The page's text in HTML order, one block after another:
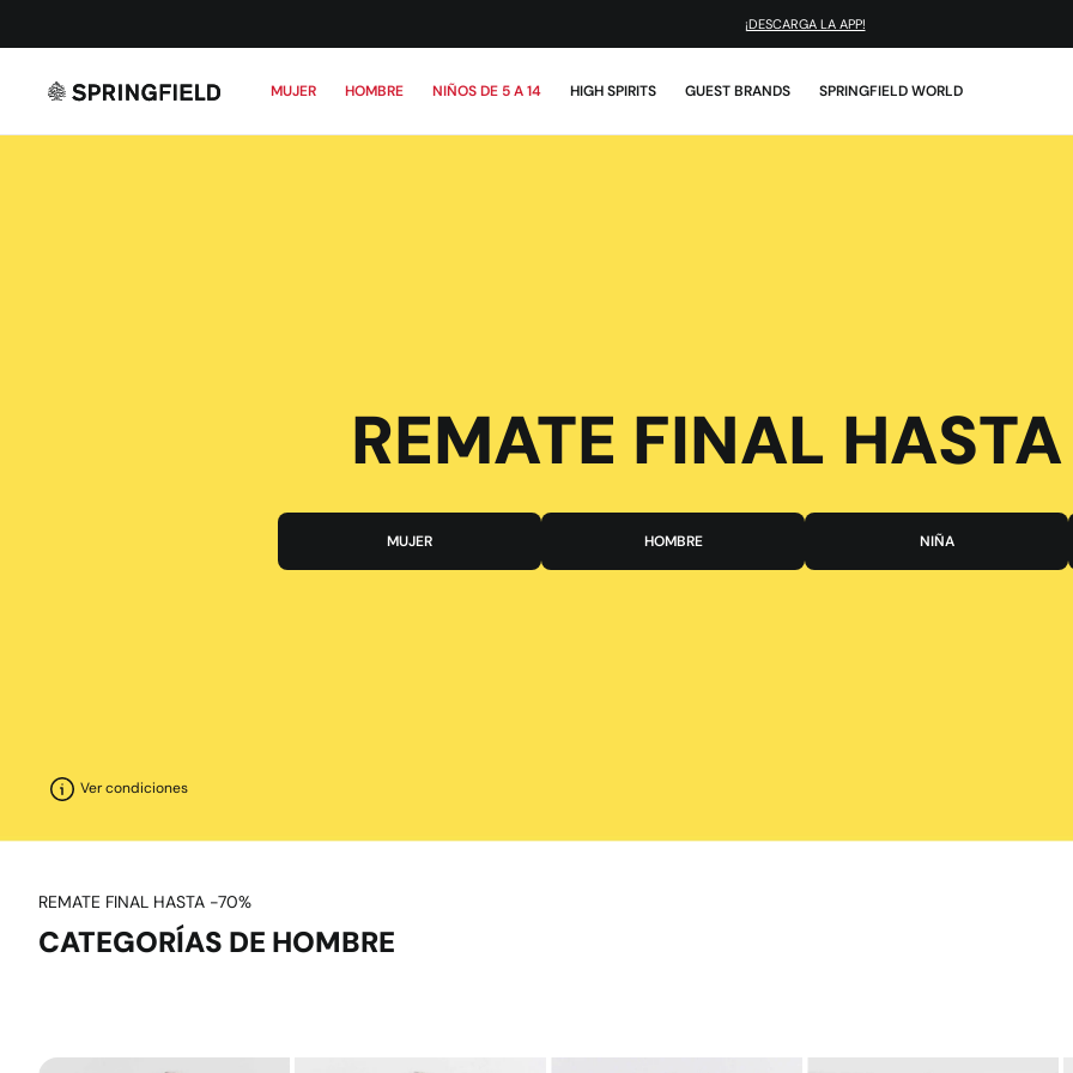
¡DESCARGA LA APP!
MUJER HOMBRE NIÑOS DE 5 A 14 HIGH SPIRITS GUEST BRANDS SPRINGFIELD WORLD
REMATE FINAL
MUJER HOMBRE NIÑA
Ver condiciones
REMATE FINAL HASTA -70%
CATEGORÍAS DE HOMBRE